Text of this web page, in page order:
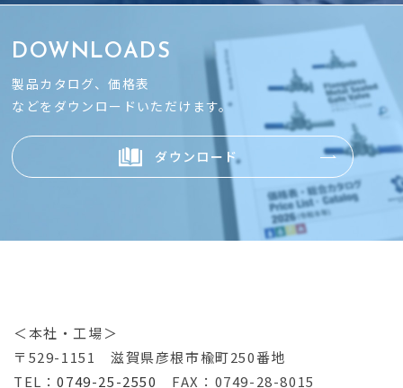
DOWNLOADS
製品カタログ、価格表
などをダウンロードいただけます。
ダウンロード
＜本社・工場＞
〒529-1151 滋賀県彦根市楡町250番地
TEL：0749-25-2550 FAX：0749-28-8015